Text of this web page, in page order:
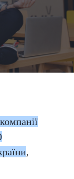
,